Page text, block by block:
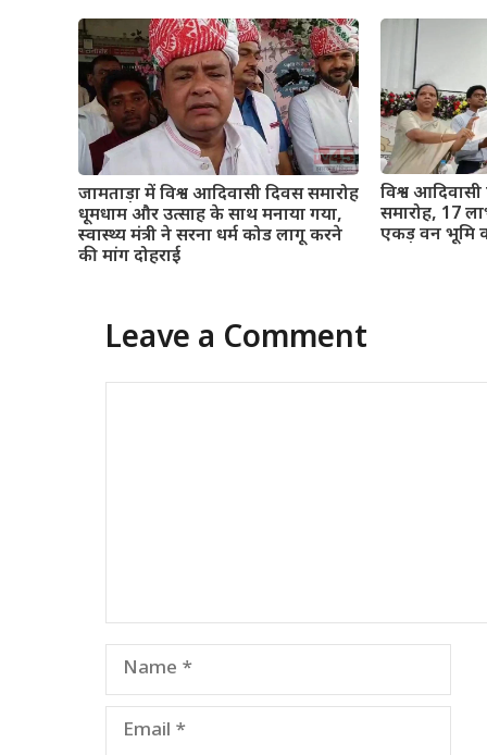
जामताड़ा में विश्व आदिवासी दिवस समारोह
धूमधाम और उत्साह के साथ मनाया गया,
स्वास्थ्य मंत्री ने सरना धर्म कोड लागू करने
की मांग दोहराई
विश्व
समारोह, 17
एकड़ वन भूमि
Leave a Comment
Name
Email